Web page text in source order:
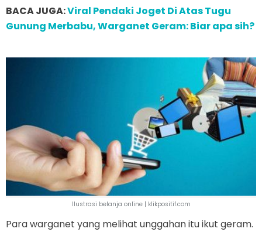
BACA JUGA:Viral Pendaki Joget Di Atas Tugu
Gunung Merbabu, Warganet Geram: Biar apa sih?
Ilustrasi belanja online | klikpositif.com
Para warganet yang melihat unggahan itu ikut geram.